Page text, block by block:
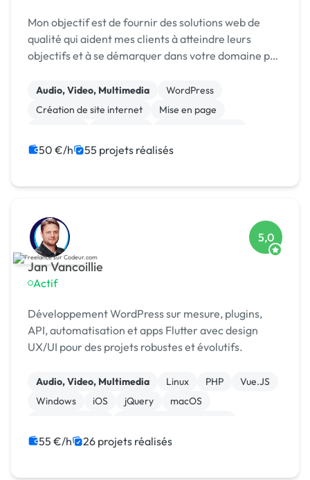
Mon objectif est de fournir des solutions web de
qualité qui aident mes clients à atteindre leurs
objectifs et à se démarquer dans votre domaine par
fonctionnelles qui captivent les utilisateurs. Je
vou...
Audio, Video, Multimedia
WordPress
Création de site internet
Mise en page
Emailing
Community management
50 €/h 55 projets réalisés
Jan Vancoillie
Actif
5,0
Développement WordPress sur mesure, plugins,
API, automatisation et apps Flutter avec design
UX/UI pour des projets robustes et évolutifs.
Audio, Video, Multimedia Linux PHP
Vue.JS
Windows
iOS jQuery
macOS
55 €/h 26 projets réalisés